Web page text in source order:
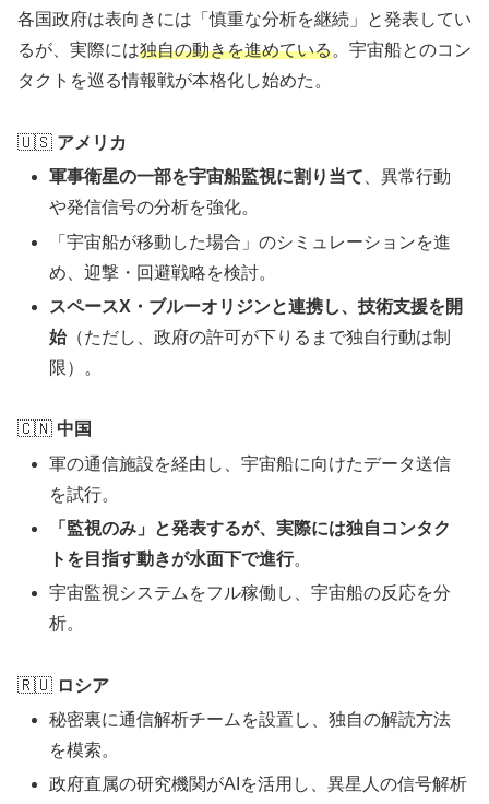
各国政府は表向きには「慎重な分析を継続」と発表してい
るが、実際には独自の動きを進めている。宇宙船とのコン
タクトを巡る情報戦が本格化し始めた。
🇺🇸 アメリカ
軍事衛星の一部を宇宙船監視に割り当て 、異常行動
や発信信号の分析を強化。
「宇宙船が移動した場合」のシミュレーションを進
め、迎撃・回避戦略を検討。
スペースX・ブルーオリジンと連携し、技術支援を開
始（ただし、政府の許可が下りるまで独自行動は制
限）。
🇨🇳 中国
軍の通信施設を経由し、宇宙船に向けたデータ送信
を試行。
「監視のみ」と発表するが、実際には独自コンタク
トを目指す動きが水面下で進行。
宇宙監視システムをフル稼働し、宇宙船の反応を分
析。
🇷🇺 ロシア
秘密裏に通信解析チームを設置し、独自の解読方法
を模索。
政府直属の研究機関がAIを活用し、異星人の信号解析